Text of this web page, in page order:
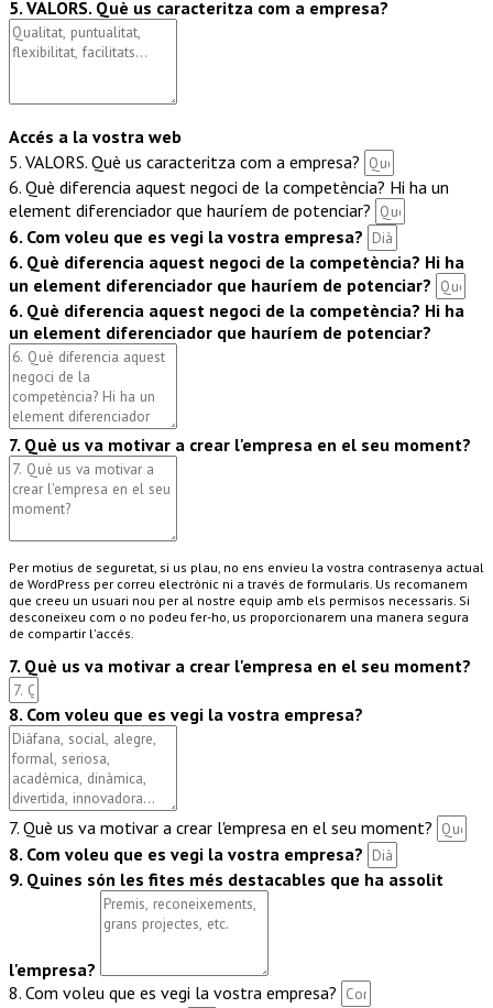
5. VALORS. Què us caracteritza com a empresa?
Accés a la vostra web
5. VALORS. Què us caracteritza com a empresa?
6. Què diferencia aquest negoci de la competència? Hi ha un
element diferenciador que hauríem de potenciar?
6. Com voleu que es vegi la vostra empresa?
6. Què diferencia aquest negoci de la competència? Hi ha
un element diferenciador que hauríem de potenciar?
6. Què diferencia aquest negoci de la competència? Hi ha
un element diferenciador que hauríem de potenciar?
7. Què us va motivar a crear l'empresa en el seu moment?
Per motius de seguretat, si us plau, no ens envieu la vostra contrasenya actual
de WordPress per correu electrònic ni a través de formularis. Us recomanem
que creeu un usuari nou per al nostre equip amb els permisos necessaris. Si
desconeixeu com o no podeu fer-ho, us proporcionarem una manera segura
de compartir l'accés.
7. Què us va motivar a crear l'empresa en el seu moment?
8. Com voleu que es vegi la vostra empresa?
7. Què us va motivar a crear l'empresa en el seu moment?
8. Com voleu que es vegi la vostra empresa?
9. Quines són les fites més destacables que ha assolit
l'empresa?
8. Com voleu que es vegi la vostra empresa?